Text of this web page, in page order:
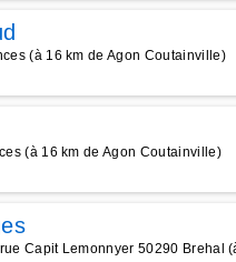
(à 16 km de Agon Coutainville)
(à 16 km de Agon Coutainville)
Capit Lemonnyer 50290 Brehal